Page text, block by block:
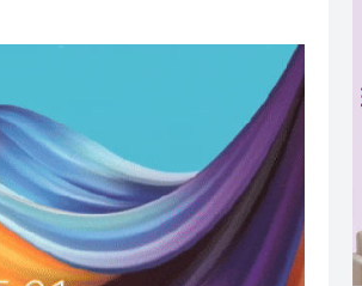
作
14:59
14:55
14:48
14:26
年名家作品展
14:22